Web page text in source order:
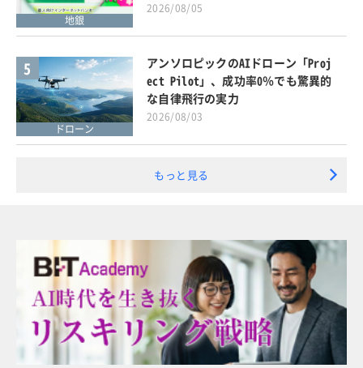
地銀
2026/08/05
5
ドローン
アンソロピックのAIドローン「Proj
ect Pilot」、成功率0％でも驚異的
な自律飛行の実力
2026/08/03
もっと見る